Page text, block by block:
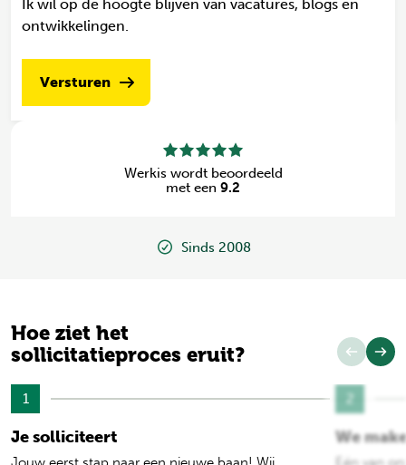
Ik wil op de hoogte blijven van vacatures, blogs en
ontwikkelingen.
Versturen
Werkis wordt beoordeeld
met een 9.2
Sinds 2008
Hoe ziet het
sollicitatieproces eruit?
1
Je solliciteert We